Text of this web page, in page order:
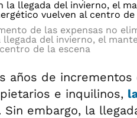
de las expensas no
del invierno, el
de la escena
años de
e inquilinos,
Sin embargo, la